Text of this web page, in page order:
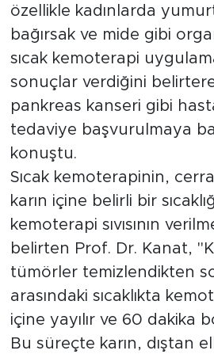
Sıcak kemoterapinin,
karın içine belirli bir
kemoterapi sıvısının
belirten Prof. Dr. Kanat,
tümörler temizlendikten
arasındaki sıcaklıkta
içine yayılır ve 60 dakika
Bu süreçte karın, dıştan
sıvının tüm bölgeye eşit
sağlanır" dedi.
Yeni bir umut: HİPEK
HİPEK yönteminin
kemoterapinin yetersiz
kanserlerde yaşam
tedaviye daha iyi yanıt